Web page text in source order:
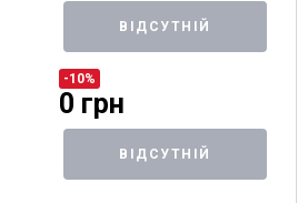
ВІДСУТНІЙ
-10%
0 грн
ВІДСУТНІЙ